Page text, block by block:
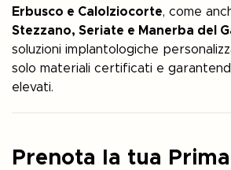
Erbusco e Calolziocorte, come
Stezzano, Seriate e Manerba del
soluzioni implantologiche
solo materiali certificati e
elevati.
Prenota la tua